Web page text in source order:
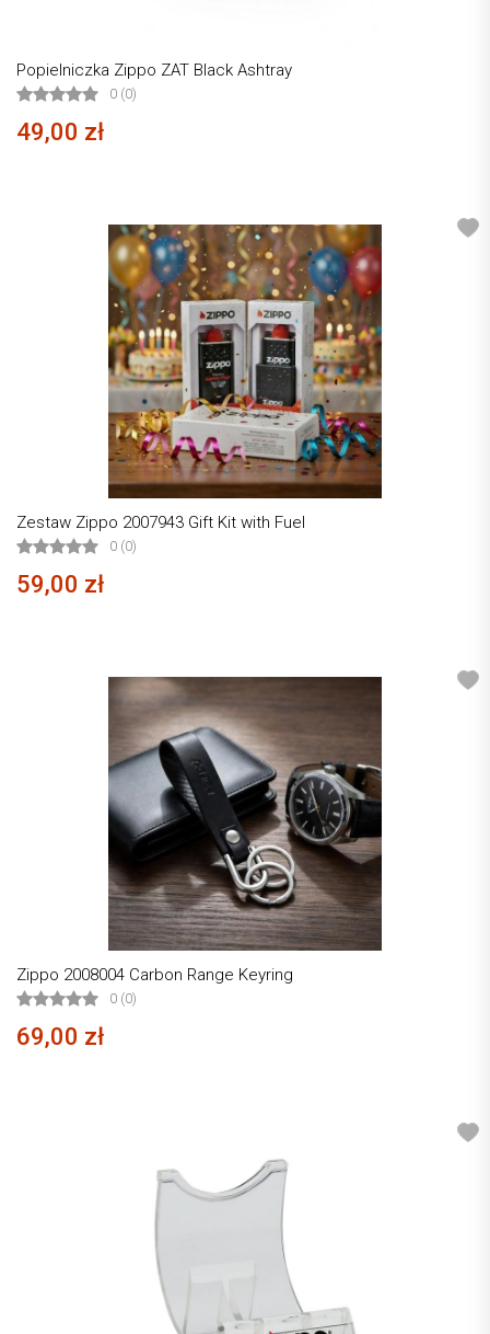
Popielniczka Zippo ZAT Black Ashtray
0 (0)
49,00 zł
Zestaw Zippo 2007943 Gift Kit with Fuel
0 (0)
59,00 zł
Zippo 2008004 Carbon Range Keyring
0 (0)
69,00 zł